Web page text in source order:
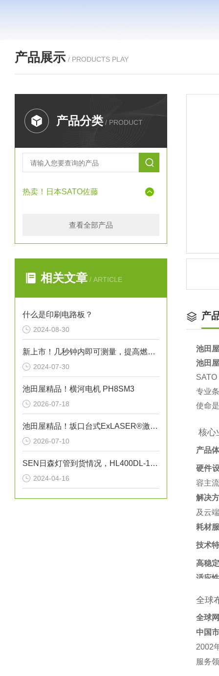
产品展示 / PRODUCTS PLAY
产品分类 / PRODUCT
热卖！日本SATO佐藤
查看全部产品
相关文章 / ARTICLE
什么是印刷电路板？
2024-08-30
新上市！几秒钟内即可测量，提高燃烧效率！生物质燃料水分仪“HI-700”
2024-07-30
池田屋精品！横河电机 PH8SM3
2026-07-18
池田屋精品！坂口台式ExLASER®激光平面瞬时加热装置技术参数
2026-07-10
SEN日森灯管到货情况，HL400DL-1 400W紫外线灯管
2024-04-16
产
池田
池田
专业
使命
核
产品
硬件
容主
解决
及云
耗材
技术
高稳
适应
全球
全球
中国
2002
服务